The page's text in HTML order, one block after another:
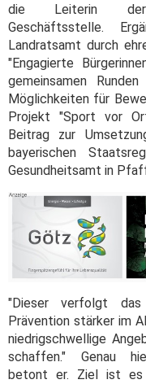
die Leiterin der
Geschäftsstelle.
Landratsamt durch
"Engagierte
gemeinsamen
Möglichkeiten für
Projekt "Sport vor
Beitrag zur
bayerischen
Gesundheitsamt in
"Dieser verfolgt das
Prävention stärker im
niedrigschwellige
schaffen." Genau
betont er. Ziel ist es